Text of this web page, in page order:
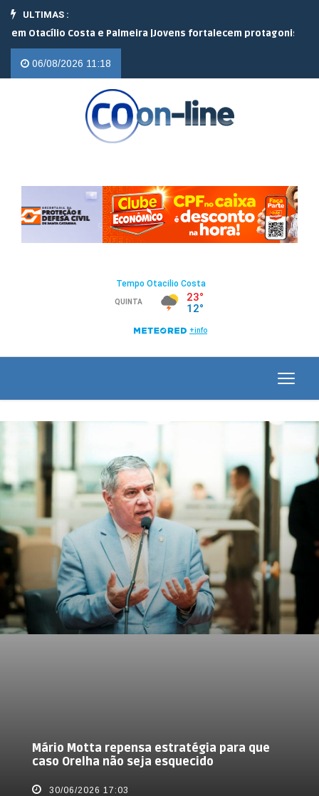
ULTIMAS :
Costa e Palmeira |Jovens fortalecem protagonismo no
06/08/2026 11:18
Mário Motta repensa estratégia para que
caso Orelha não seja esquecido
30/06/2026 17:03